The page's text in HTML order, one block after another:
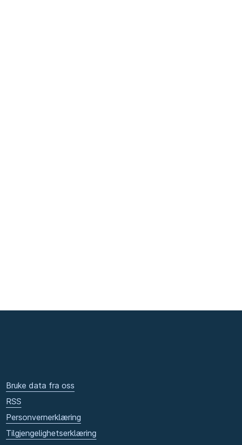
Bruke data fra oss
RSS
Personvernerklæring
Tilgjengelighetserklæring